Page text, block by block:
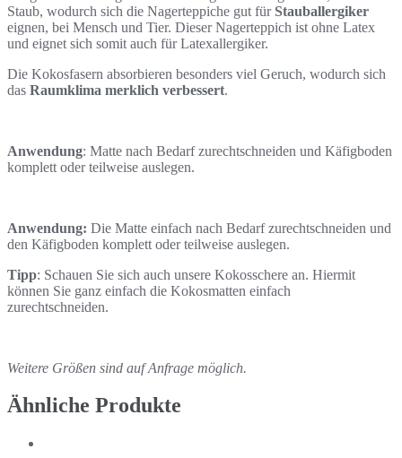
Staub, wodurch sich die Nagerteppiche gut für Stauballergiker
eignen, bei Mensch und Tier. Dieser Nagerteppich ist ohne Latex
und eignet sich somit auch für Latexallergiker.
Die Kokosfasern absorbieren besonders viel Geruch, wodurch sich
das Raumklima merklich verbessert.
Anwendung: Matte nach Bedarf zurechtschneiden und Käfigboden
komplett oder teilweise auslegen.
Anwendung: Die Matte einfach nach Bedarf zurechtschneiden und
den Käfigboden komplett oder teilweise auslegen.
Tipp: Schauen Sie sich auch unsere Kokosschere an. Hiermit
können Sie ganz einfach die Kokosmatten einfach
zurechtschneiden.
Weitere Größen sind auf Anfrage möglich.
Ähnliche Produkte